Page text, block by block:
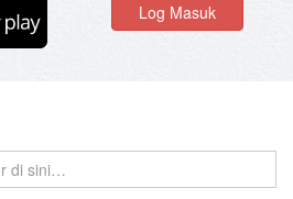
Log Masuk